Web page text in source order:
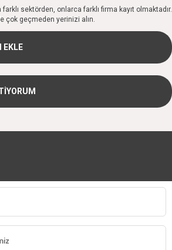
sektörden, onlarca farklı firma kayıt olmaktadır.
çok geçmeden yerinizi alın.
EKLE